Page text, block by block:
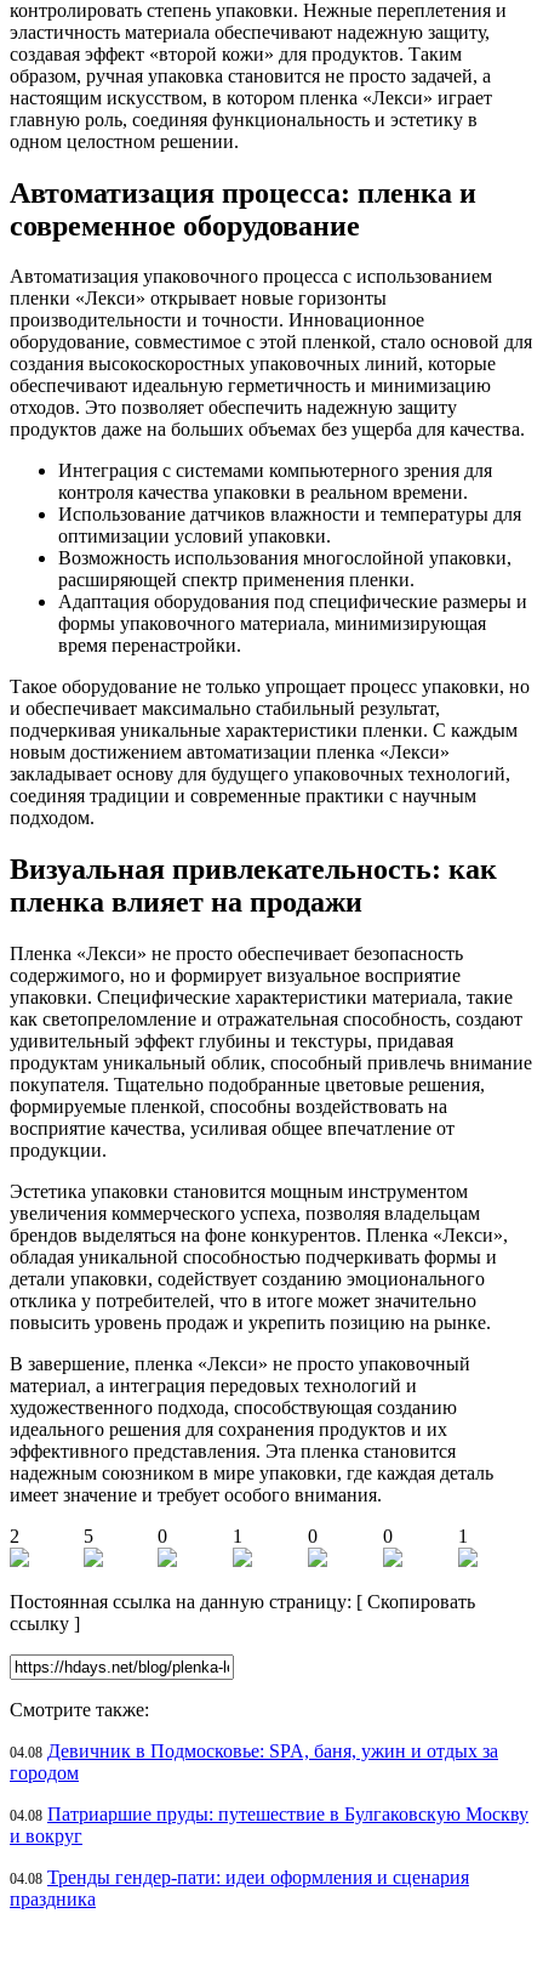
контролировать степень упаковки. Нежные переплетения и
эластичность материала обеспечивают надежную защиту,
создавая эффект «второй кожи» для продуктов. Таким
образом, ручная упаковка становится не просто задачей, а
настоящим искусством, в котором пленка «Лекси» играет
главную роль, соединяя функциональность и эстетику в
одном целостном решении.
Автоматизация процесса: пленка и
современное оборудование
Автоматизация упаковочного процесса с использованием
пленки «Лекси» открывает новые горизонты
производительности и точности. Инновационное
оборудование, совместимое с этой пленкой, стало основой для
создания высокоскоростных упаковочных линий, которые
обеспечивают идеальную герметичность и минимизацию
отходов. Это позволяет обеспечить надежную защиту
продуктов даже на больших объемах без ущерба для качества.
Интеграция с системами компьютерного зрения для
контроля качества упаковки в реальном времени.
Использование датчиков влажности и температуры для
оптимизации условий упаковки.
Возможность использования многослойной упаковки,
расширяющей спектр применения пленки.
Адаптация оборудования под специфические размеры и
формы упаковочного материала, минимизирующая
время перенастройки.
Такое оборудование не только упрощает процесс упаковки, но
и обеспечивает максимально стабильный результат,
подчеркивая уникальные характеристики пленки. С каждым
новым достижением автоматизации пленка «Лекси»
закладывает основу для будущего упаковочных технологий,
соединяя традиции и современные практики с научным
подходом.
Визуальная привлекательность: как
пленка влияет на продажи
Пленка «Лекси» не просто обеспечивает безопасность
содержимого, но и формирует визуальное восприятие
упаковки. Специфические характеристики материала, такие
как светопреломление и отражательная способность, создают
удивительный эффект глубины и текстуры, придавая
продуктам уникальный облик, способный привлечь внимание
покупателя. Тщательно подобранные цветовые решения,
формируемые пленкой, способны воздействовать на
восприятие качества, усиливая общее впечатление от
продукции.
Эстетика упаковки становится мощным инструментом
увеличения коммерческого успеха, позволяя владельцам
брендов выделяться на фоне конкурентов. Пленка «Лекси»,
обладая уникальной способностью подчеркивать формы и
детали упаковки, содействует созданию эмоционального
отклика у потребителей, что в итоге может значительно
повысить уровень продаж и укрепить позицию на рынке.
В завершение, пленка «Лекси» не просто упаковочный
материал, а интеграция передовых технологий и
художественного подхода, способствующая созданию
идеального решения для сохранения продуктов и их
эффективного представления. Эта пленка становится
надежным союзником в мире упаковки, где каждая деталь
имеет значение и требует особого внимания.
2
5 0 1 0 0 1
Постоянная ссылка на данную страницу: [ Скопировать
ссылку ]
Смотрите также:
04.08 Девичник в Подмосковье: SPA, баня, ужин и отдых за
городом
04.08 Патриаршие пруды: путешествие в Булгаковскую Москву
и вокруг
04.08 Тренды гендер-пати: идеи оформления и сценария
праздника